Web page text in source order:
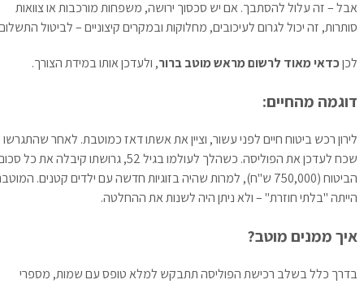
אבל – זה עלול להסתבך. אם יש סכסוך ירושה, משפחות מורכבות או צוואות
סותרות, זה יכול לגרום לעיכובים, מחלוקות ובמקרים קיצוניים – לביטול התשלום.
לכןכדאי מאוד לרשום מראש מוטב ברור, ולעדכן אותו במידת הצורך.
דוגמה מהחיים:
לירון רכש ביטוח חיים לפני עשור, וציין את אשתו דאז כמוטבת. לאחר שהתגרשו –
שכח לעדכן את הפוליסה. כשהלך לעולמו בגיל 52, גרושתו קיבלה את כל סכום
הביטוח (750,000 ש"ח), למרות שהיה בזוגיות חדשה עם ילדים קטנים. המוטבת
הייתה "בלתי חוזרת" – ולא ניתן היה לשנות את ההחלטה.
איך ממנים מוטב?
בדרך כלל בשלב רכישת הפוליסה תתבקש למלא טופס עם שמות, מספרי